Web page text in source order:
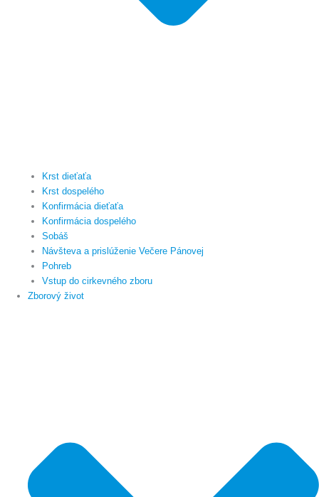
Krst dieťaťa
Krst dospelého
Konfirmácia dieťaťa
Konfirmácia dospelého
Sobáš
Návšteva a prislúženie Večere Pánovej
Pohreb
Vstup do cirkevného zboru
Zborový život